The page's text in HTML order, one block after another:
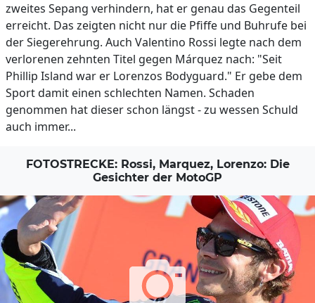
zweites Sepang verhindern, hat er genau das Gegenteil
erreicht. Das zeigten nicht nur die Pfiffe und Buhrufe bei
der Siegerehrung. Auch Valentino Rossi legte nach dem
verlorenen zehnten Titel gegen Márquez nach: "Seit
Phillip Island war er Lorenzos Bodyguard." Er gebe dem
Sport damit einen schlechten Namen. Schaden
genommen hat dieser schon längst - zu wessen Schuld
auch immer...
FOTOSTRECKE: Rossi, Marquez, Lorenzo: Die
Gesichter der MotoGP